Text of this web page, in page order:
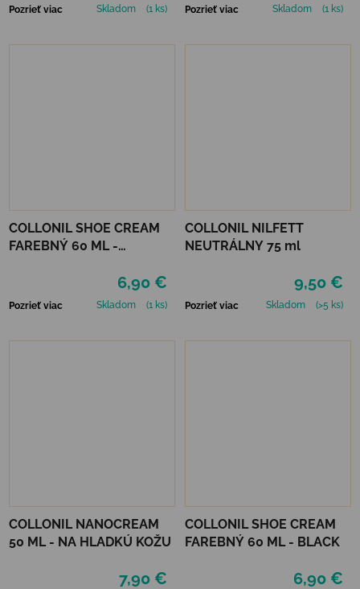
Pozrieť viac Skladom (1 ks) Pozrieť viac Skladom (1 ks)
COLLONIL SHOE CREAM
FAREBNÝ 60 ML -
6,90 €
Pozrieť viac Skladom (1 ks)
COLLONIL NILFETT
NEUTRÁLNY 75 ml
9,50 €
Pozrieť viac Skladom (>5 ks)
COLLONIL NANOCREAM
50 ML - NA HLADKÚ KOŽU
7,90 €
COLLONIL SHOE CREAM
FAREBNÝ 60 ML - BLACK
6,90 €